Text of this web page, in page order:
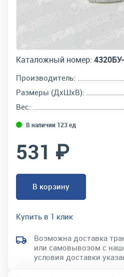
Каталожный номер:
Производитель:
Размеры (ДхШхВ):
Вес:
В наличии 123 ед
531 ₽
В корзину
Купить в 1 клик
Возможна доставка
или самовывозом с
условия доставки